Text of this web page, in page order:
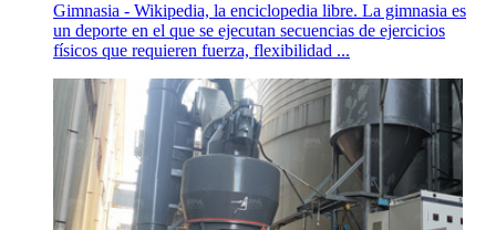
Gimnasia - Wikipedia, la enciclopedia libre. La gimnasia es
un deporte en el que se ejecutan secuencias de ejercicios
físicos que requieren fuerza, flexibilidad ...